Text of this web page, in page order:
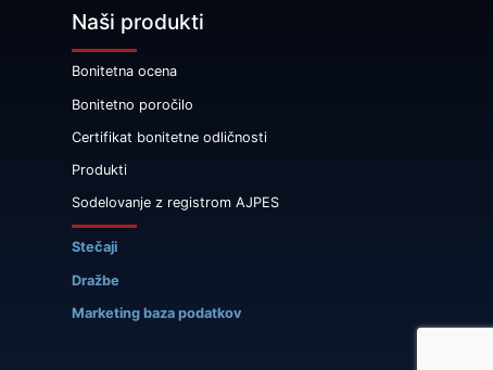
Naši produkti
Bonitetna ocena
Bonitetno poročilo
Certifikat bonitetne odličnosti
Produkti
Sodelovanje z registrom AJPES
Stečaji
Dražbe
Marketing baza podatkov